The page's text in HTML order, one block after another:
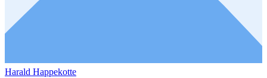
Harald Happekotte